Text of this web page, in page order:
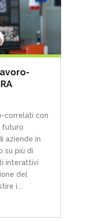
correlati con
futuro
aziende in
su più di
interattivi
del
i...